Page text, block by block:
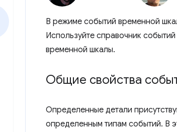
В режиме событий временной
Используйте справочник
временной шкалы.
Общие свойства
Определенные детали
определенным типам событий. В